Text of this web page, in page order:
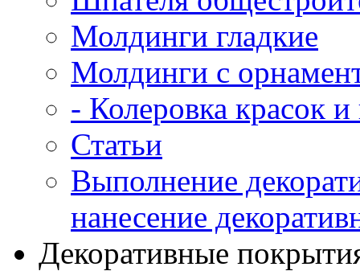
Молдинги гладкие
Молдинги с
- Колеровка красок
Статьи
Выполнение
нанесение
Декоративные